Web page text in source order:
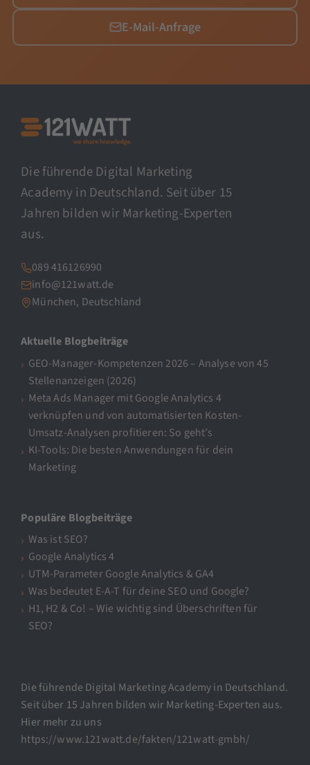
E-Mail-Anfrage
Die führende Digital Marketing
Academy in Deutschland. Seit über 15
Jahren bilden wir Marketing-Experten
aus.
089 416126990
info@121watt.de
München, Deutschland
Aktuelle Blogbeiträge
GEO-Manager-Kompetenzen 2026 – Analyse von 45
Stellenanzeigen (2026)
Meta Ads Manager mit Google Analytics 4
verknüpfen und von automatisierten Kosten-
Umsatz-Analysen profitieren: So geht’s
KI-Tools: Die besten Anwendungen für dein
Marketing
Populäre Blogbeiträge
Was ist SEO?
Google Analytics 4
UTM-Parameter Google Analytics & GA4
Was bedeutet E-A-T für deine SEO und Google?
H1, H2 & Co! – Wie wichtig sind Überschriften für
SEO?
Die führende Digital Marketing Academy in Deutschland.
Seit über 15 Jahren bilden wir Marketing-Experten aus.
Hier mehr zu uns
https://www.121watt.de/fakten/121watt-gmbh/